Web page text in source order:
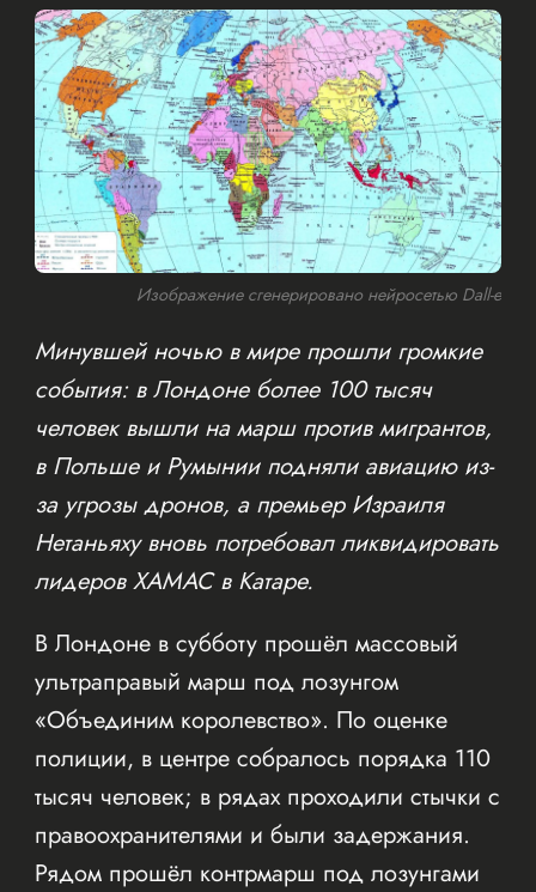
Изображение сгенерировано нейросетью Dall-e
Минувшей ночью в мире прошли громкие
события: в Лондоне более 100 тысяч
человек вышли на марш против мигрантов,
в Польше и Румынии подняли авиацию из-
за угрозы дронов, а премьер Израиля
Нетаньяху вновь потребовал ликвидировать
лидеров ХАМАС в Катаре.
В Лондоне в субботу прошёл массовый
ультраправый марш под лозунгом
«Объединим королевство». По оценке
полиции, в центре собралось порядка 110
тысяч человек; в рядах проходили стычки с
правоохранителями и были задержания.
Рядом прошёл контрмарш под лозунгами